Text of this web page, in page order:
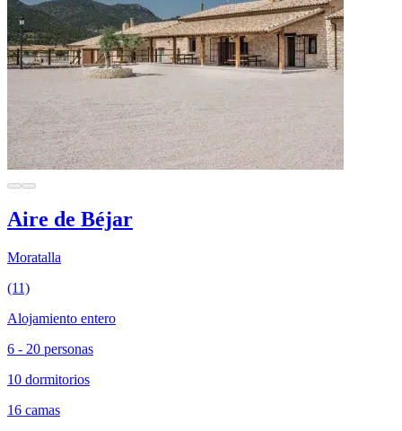
Aire de Béjar
Moratalla
(11)
Alojamiento entero
6 - 20 personas
10 dormitorios
16 camas